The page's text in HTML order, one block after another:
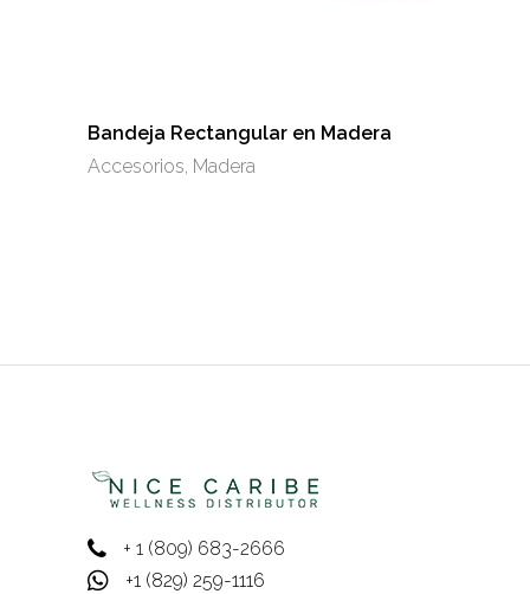
Bandeja Rectangular en Madera
Accesorios, Madera
+ 1 (809) 683-2666
+1 (829) 259-1116